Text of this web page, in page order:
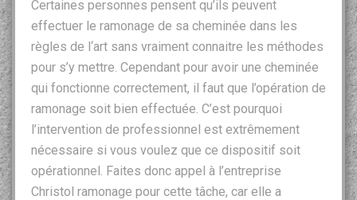
Certaines personnes pensent qu’ils peuvent
effectuer le ramonage de sa cheminée dans les
règles de l‘art sans vraiment connaitre les méthodes
pour s’y mettre. Cependant pour avoir une cheminée
qui fonctionne correctement, il faut que l’opération de
ramonage soit bien effectuée. C’est pourquoi
l’intervention de professionnel est extrêmement
nécessaire si vous voulez que ce dispositif soit
opérationnel. Faites donc appel à l’entreprise
Christol ramonage pour cette tâche, car elle a